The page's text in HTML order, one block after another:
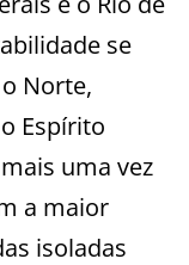
se
Norte,
Espírito
uma vez
a maior
isoladas